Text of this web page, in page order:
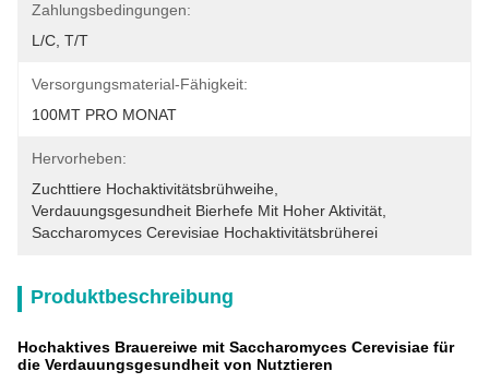
Zahlungsbedingungen:
L/C, T/T
Versorgungsmaterial-Fähigkeit:
100MT PRO MONAT
Hervorheben:
Zuchttiere Hochaktivitätsbrühweihe
Verdauungsgesundheit Bierhefe Mit Hoher Aktivität
Saccharomyces Cerevisiae Hochaktivitätsbrüherei
Produktbeschreibung
Hochaktives Brauereiwe mit Saccharomyces Cerevisiae für
die Verdauungsgesundheit von Nutztieren